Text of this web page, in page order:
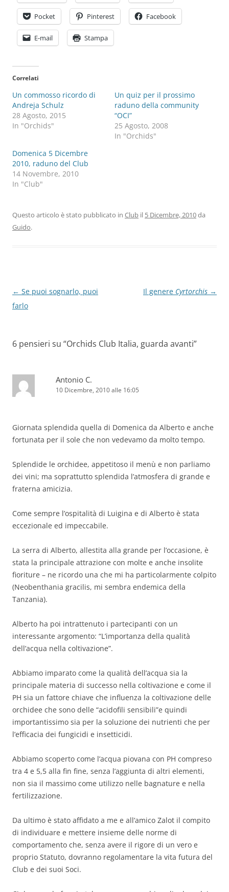
Pocket Pinterest Facebook
E-mail Stampa
Correlati
Un commosso ricordo di
Andreja Schulz
28 Agosto, 2015
In "Orchids"
Un quiz per il prossimo
raduno della community
“OCI”
25 Agosto, 2008
In "Orchids"
Domenica 5 Dicembre
2010, raduno del Club
14 Novembre, 2010
In "Club"
Questo articolo è stato pubblicato in Club il 5 Dicembre, 2010da
Guido.
Navigazione
articolo
← Se puoi sognarlo, puoi
farlo
Il genere Cyrtorchis →
6 pensieri su “Orchids Club Italia, guarda avanti”
Antonio C.
10 Dicembre, 2010 alle 16:05
Giornata splendida quella di Domenica da Alberto e anche
fortunata per il sole che non vedevamo da molto tempo.
Splendide le orchidee, appetitoso il menù e non parliamo
dei vini; ma soprattutto splendida l’atmosfera di grande e
fraterna amicizia.
Come sempre l’ospitalità di Luigina e di Alberto è stata
eccezionale ed impeccabile.
La serra di Alberto, allestita alla grande per l’occasione, è
stata la principale attrazione con molte e anche insolite
fioriture – ne ricordo una che mi ha particolarmente colpito
(Neobenthania gracilis, mi sembra endemica della
Tanzania).
Alberto ha poi intrattenuto i partecipanti con un
interessante argomento: “L’importanza della qualità
dell’acqua nella coltivazione”.
Abbiamo imparato come la qualità dell’acqua sia la
principale materia di successo nella coltivazione e come il
PH sia un fattore chiave che influenza la coltivazione delle
orchidee che sono delle “acidofili sensibili”e quindi
importantissimo sia per la soluzione dei nutrienti che per
l’efficacia dei fungicidi e insetticidi.
Abbiamo scoperto come l’acqua piovana con PH compreso
tra 4 e 5,5 alla fin fine, senza l’aggiunta di altri elementi,
non sia il massimo come utilizzo nelle bagnature e nella
fertilizzazione.
Da ultimo è stato affidato a me e all’amico Zalot il compito
di individuare e mettere insieme delle norme di
comportamento che, senza avere il rigore di un vero e
proprio Statuto, dovranno regolamentare la vita futura del
Club e dei suoi Soci.